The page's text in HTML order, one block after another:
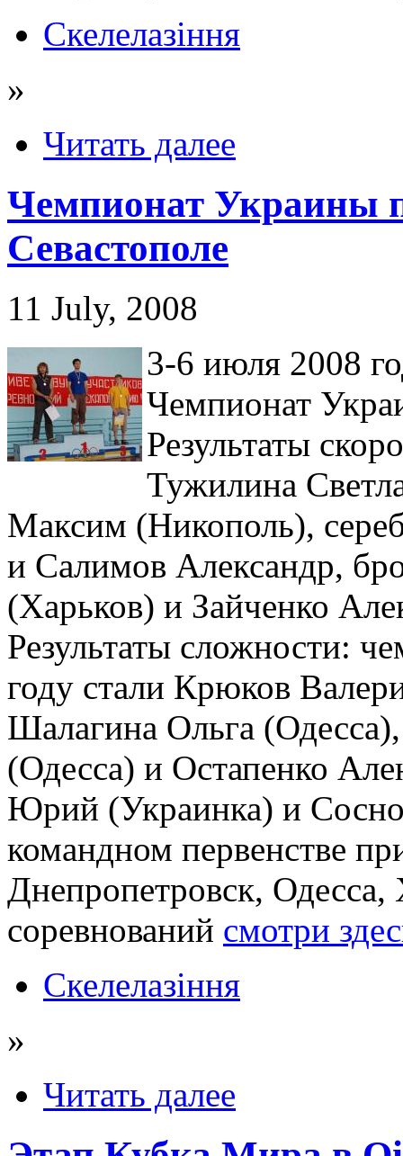
Скелелазіння
»
Читать далее
Чемпионат Украины
Севастополе
11 July, 2008
3-6 июля 2008
Чемпионат
Результаты
Тужилина
Максим (Никополь),
и Салимов Александр,
(Харьков) и Зайченко
Результаты сложности:
году стали Крюков
Шалагина Ольга
(Одесса) и Остапенко
Юрий (Украинка) и
командном первенстве
Днепропетровск,
соревнований смотри
Скелелазіння
»
Читать далее